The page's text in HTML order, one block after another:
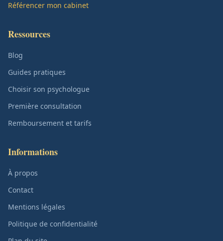
Référencer mon cabinet
Ressources
Blog
Guides pratiques
Choisir son psychologue
Première consultation
Remboursement et tarifs
Informations
À propos
Contact
Mentions légales
Politique de confidentialité